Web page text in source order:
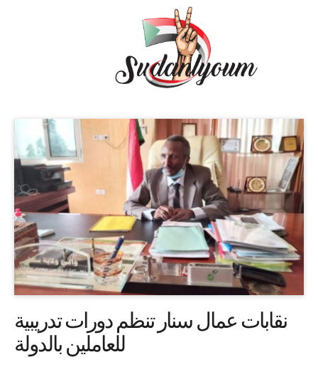
نقابات عمال سنار تنظم دورات تدريبية
للعاملين بالدولة